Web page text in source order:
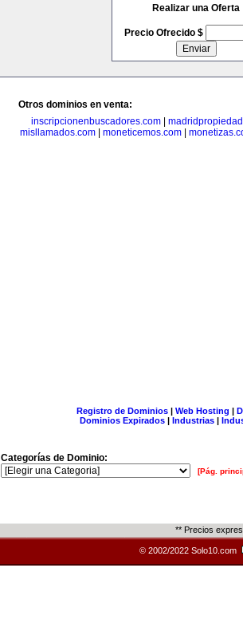
Realizar una Oferta
Precio Ofrecido $
Otros dominios en venta:
inscripcionenbuscadores.com|
misllamados.com| moneticemos.com|
Registro de Dominios| Web Hosting |
Dominios Expirados | Industrias |
Categorías de Dominio:
[Pág.
** Precios
© 2002/2022 Solo10.com